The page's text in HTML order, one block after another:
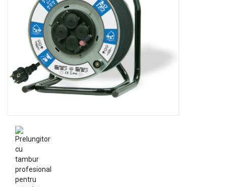
GRADINA
ECHIPAMENTE
ELECTRICE
ECHIPAMENTE
KITURI
FOTOVOLTAICE